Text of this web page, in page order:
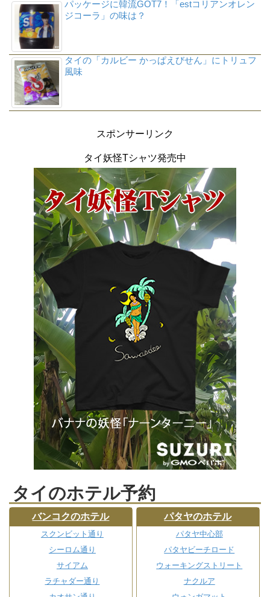
パッケージに韓流GOT7！「estコリアンオレン
ジコーラ」の味は？
タイの「カルビー かっぱえびせん」にトリュフ
風味
スポンサーリンク
タイ妖怪Tシャツ発売中
タイのホテル予約
バンコクのホテル
スクンビット通り
シーロム通り
サイアム
ラチャダー通り
パタヤのホテル
パタヤ中心部
パタヤビーチロード
ウォーキングストリート
ナクルア